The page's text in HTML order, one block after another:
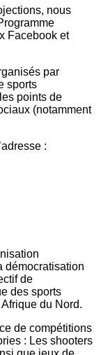
nous
Facebook et
par
sports
points de
(notamment
:
démocratisation
de
des sports
du Nord.
de compétitions
: Les shooters